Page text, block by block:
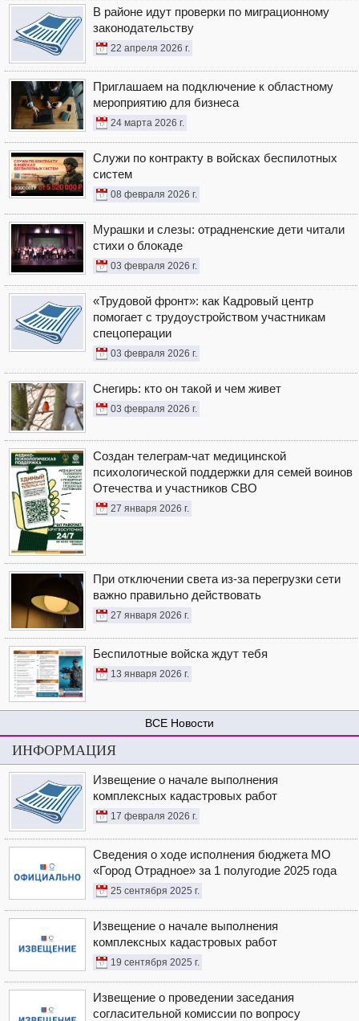
В районе идут проверки по миграционному
законодательству
22 апреля 2026 г.
Приглашаем на подключение к областному
мероприятию для бизнеса
24 марта 2026 г.
Служи по контракту в войсках беспилотных
систем
08 февраля 2026 г.
Мурашки и слезы: отрадненские дети читали
стихи о блокаде
03 февраля 2026 г.
«Трудовой фронт»: как Кадровый центр
помогает с трудоустройством участникам
спецоперации
03 февраля 2026 г.
Снегирь: кто он такой и чем живет
03 февраля 2026 г.
Создан телеграм-чат медицинской
психологической поддержки для семей воинов
Отечества и участников СВО
27 января 2026 г.
При отключении света из-за перегрузки сети
важно правильно действовать
27 января 2026 г.
Беспилотные войска ждут тебя
13 января 2026 г.
Новости
ИНФОРМАЦИЯ
Извещение о начале выполнения
комплексных кадастровых работ
17 февраля 2026 г.
Сведения о ходе исполнения бюджета МО
«Город Отрадное» за 1 полугодие 2025 года
25 сентября 2025 г.
Извещение о начале выполнения
комплексных кадастровых работ
19 сентября 2025 г.
Извещение о проведении заседания
согласительной комиссии по вопросу